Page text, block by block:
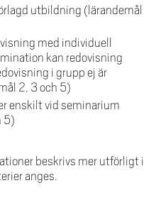
utbildning (lärandemål
med individuell
kan redovisning
i grupp ej är
2, 3 och 5)
enskilt vid seminarium
5)
beskrivs mer utförligt i
anges.